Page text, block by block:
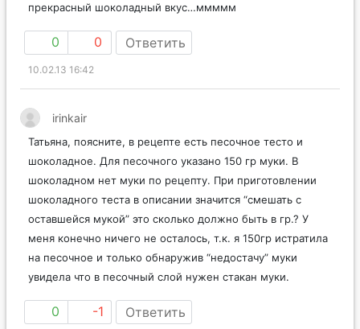
прекрасный шоколадный вкус…ммммм
0 0 Ответить
10.02.13 16:42
irinkair
Татьяна, поясните, в рецепте есть песочное тесто и
шоколадное. Для песочного указано 150 гр муки. В
шоколадном нет муки по рецепту. При приготовлении
шоколадного теста в описании значится “смешать с
оставшейся мукой” это сколько должно быть в гр.? У
меня конечно ничего не осталось, т.к. я 150гр истратила
на песочное и только обнаружив “недостачу” муки
увидела что в песочный слой нужен стакан муки.
0 -1 Ответить